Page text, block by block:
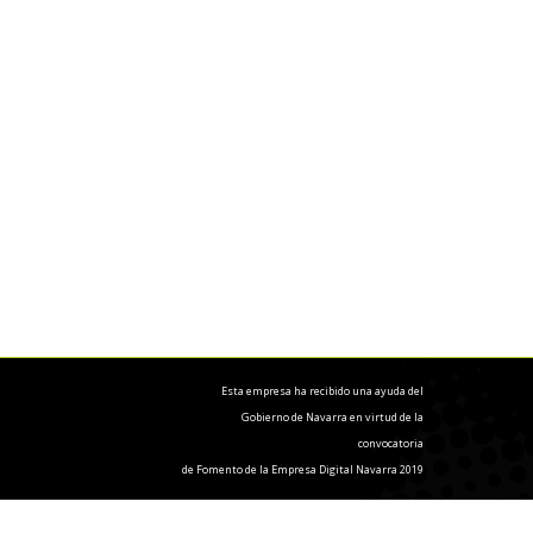
Esta empresa ha recibido una ayuda del
Gobierno de Navarra en virtud de la
convocatoria
de Fomento de la Empresa Digital Navarra 2019